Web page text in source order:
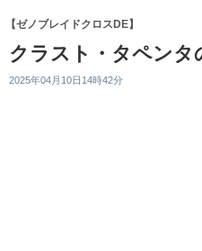
【ゼノブレイドクロスDE】
クラスト・タペンタ
2025年04月10日14時42分